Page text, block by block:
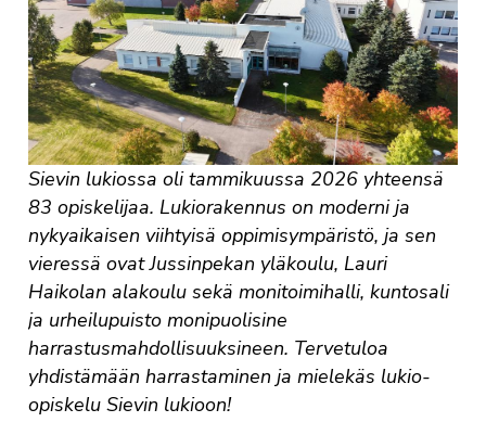
Sievin lukiossa oli tammikuussa 2026 yhteensä
83 opiskelijaa. Lukiorakennus on moderni ja
nykyaikaisen viihtyisä oppimisympäristö, ja sen
vieressä ovat Jussinpekan yläkoulu, Lauri
Haikolan alakoulu sekä monitoimihalli, kuntosali
ja urheilupuisto monipuolisine
harrastusmahdollisuuksineen. Tervetuloa
yhdistämään harrastaminen ja mielekäs lukio-
opiskelu Sievin lukioon!